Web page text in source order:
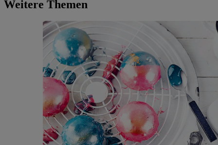
Weitere Themen